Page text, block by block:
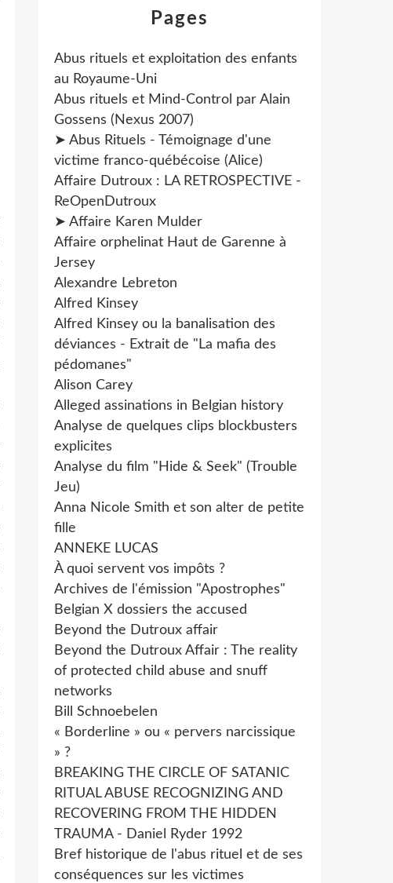
Pages
Abus rituels et exploitation des enfants
au Royaume-Uni
Abus rituels et Mind-Control par Alain
Gossens (Nexus 2007)
➤ Abus Rituels - Témoignage d'une
victime franco-québécoise (Alice)
Affaire Dutroux : LA RETROSPECTIVE -
ReOpenDutroux
➤ Affaire Karen Mulder
Affaire orphelinat Haut de Garenne à
Jersey
Alexandre Lebreton
Alfred Kinsey
Alfred Kinsey ou la banalisation des
déviances - Extrait de "La mafia des
pédomanes"
Alison Carey
Alleged assinations in Belgian history
Analyse de quelques clips blockbusters
explicites
Analyse du film "Hide & Seek" (Trouble
Jeu)
Anna Nicole Smith et son alter de petite
fille
ANNEKE LUCAS
À quoi servent vos impôts ?
Archives de l'émission "Apostrophes"
Belgian X dossiers the accused
Beyond the Dutroux affair
Beyond the Dutroux Affair : The reality
of protected child abuse and snuff
networks
Bill Schnoebelen
« Borderline » ou « pervers narcissique
» ?
BREAKING THE CIRCLE OF SATANIC
RITUAL ABUSE RECOGNIZING AND
RECOVERING FROM THE HIDDEN
TRAUMA - Daniel Ryder 1992
Bref historique de l'abus rituel et de ses
conséquences sur les victimes